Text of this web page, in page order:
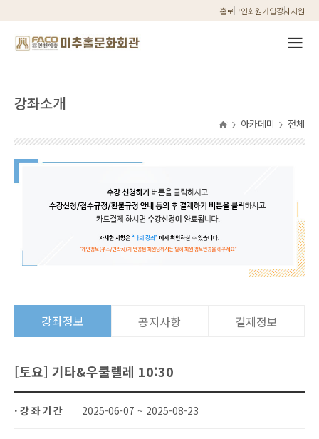
홈로그인회원가입강사지원
강좌소개
아카데미 전체
강좌정보 공지사항 결제정보
[토요] 기타&우쿨렐레 10:30
·강좌기간 2025-06-07 ~ 2025-08-23